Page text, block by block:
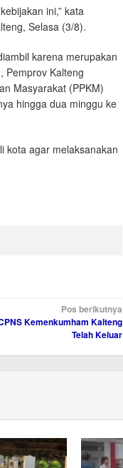
ini,” kata
Selasa (3/8).
karena merupakan
Pemprov Kalteng
Masyarakat (PPKM)
hingga dua minggu ke
kota agar melaksanakan
Pos berikutnya
Kemenkumham Kalteng
Telah Keluar